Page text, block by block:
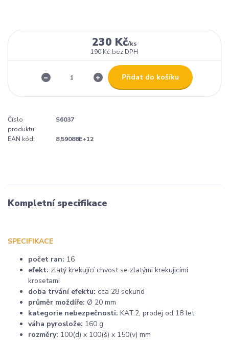
230 Kč/ks
190 Kč bez DPH
Přidat do košíku
Číslo
produktu:
S6037
EAN kód: 8,59088E+12
Kompletní specifikace
SPECIFIKACE
počet ran: 16
efekt: zlatý krekující chvost se zlatými krekujicími
krosetami
doba trvání efektu: cca 28 sekund
průměr moždíře: Ø 20 mm
kategorie nebezpečnosti: KAT.2, prodej od 18 let
váha pyroslože: 160 g
rozměry: 100(d) x 100(š) x 150(v) mm